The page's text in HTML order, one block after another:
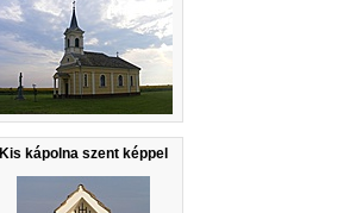
Kis kápolna szent képpel